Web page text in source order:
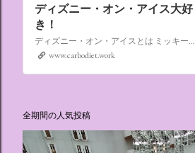
ディズニー・オン・アイス大好
き！
ディズニー・オン・アイスとは ミッキーマウスやミニーマウスをはじめ、たくさんのディズニーキャラクターが登場し、世代を超えて愛され続けている、氷の上のミュージカルショーです。
www.carbodiet.work
全期間の人気投稿